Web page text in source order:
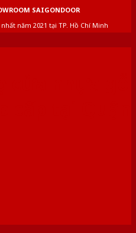
SAIGONDOOR
năm 2021 tại TP. Hồ Chí Minh